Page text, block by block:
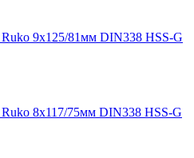
9x125/81мм DIN338 HSS-G
8x117/75мм DIN338 HSS-G